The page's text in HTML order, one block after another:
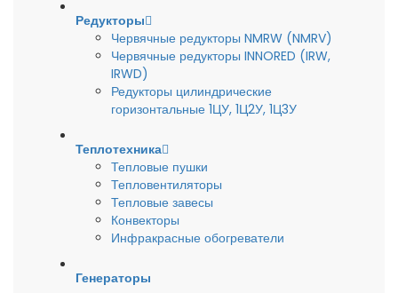
Редукторы
Червячные редукторы NMRW (NMRV)
Червячные редукторы INNORED (IRW,
IRWD)
Редукторы цилиндрические
горизонтальные 1ЦУ, 1Ц2У, 1Ц3У
Теплотехника
Тепловые пушки
Тепловентиляторы
Тепловые завесы
Конвекторы
Инфракрасные обогреватели
Генераторы